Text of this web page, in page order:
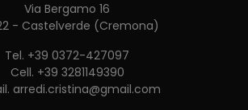
Via Bergamo 16
- Castelverde (Cremona)
Tel. +39 0372-427097
Cell. +39 3281149390
arredi.cristina@gmail.com